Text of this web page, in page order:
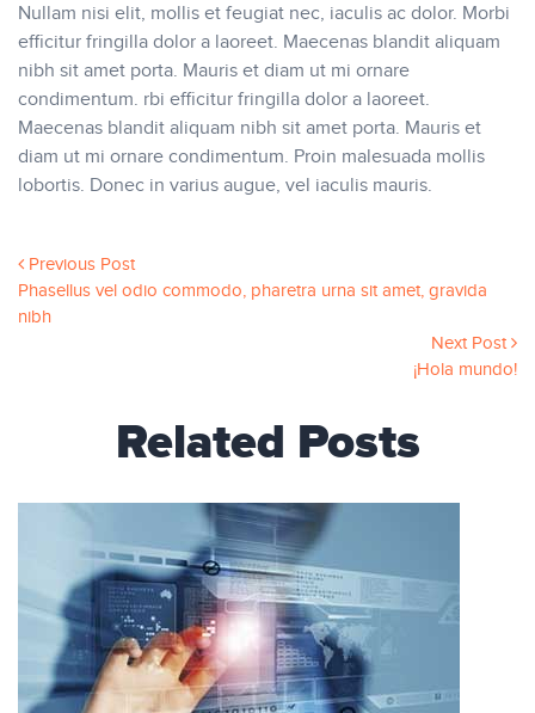
Nullam nisi elit, mollis et feugiat nec, iaculis ac dolor. Morbi
efficitur fringilla dolor a laoreet. Maecenas blandit aliquam
nibh sit amet porta. Mauris et diam ut mi ornare
condimentum. rbi efficitur fringilla dolor a laoreet.
Maecenas blandit aliquam nibh sit amet porta. Mauris et
diam ut mi ornare condimentum. Proin malesuada mollis
lobortis. Donec in varius augue, vel iaculis mauris.
Previous Post
Phasellus vel odio commodo, pharetra urna sit amet, gravida
nibh
Next Post
¡Hola mundo!
Related Posts